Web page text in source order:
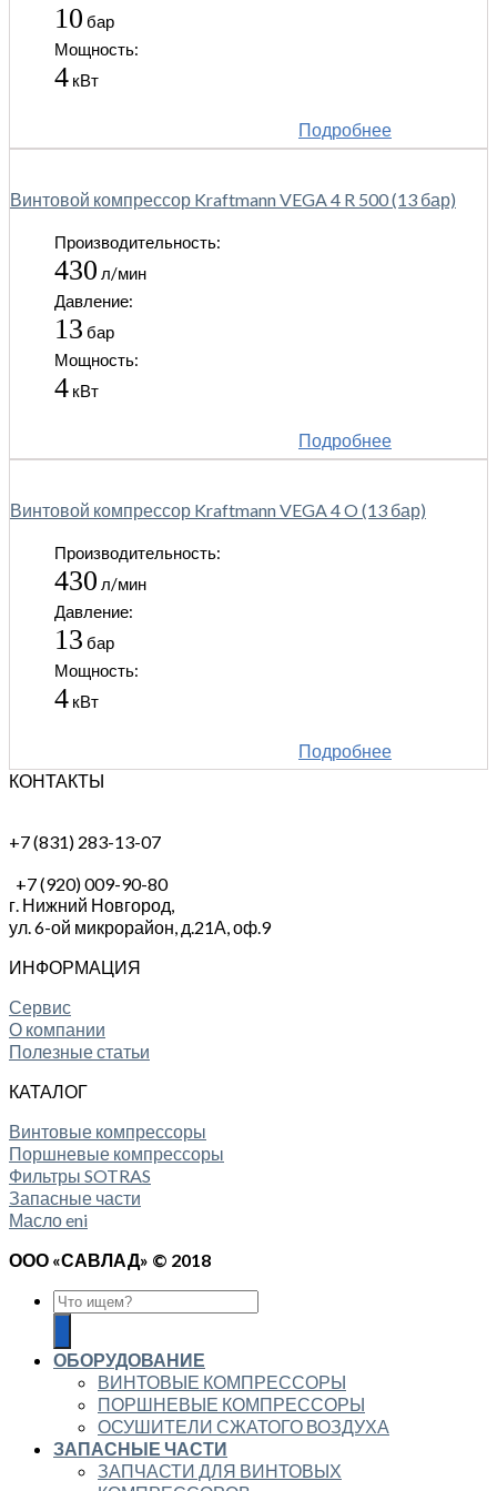
10 бар
Мощность:
4 кВт
Подробнее
Винтовой компрессор Kraftmann VEGA 4 R 500 (13 бар)
Производительность:
430 л/мин
Давление:
13 бар
Мощность:
4 кВт
Подробнее
Винтовой компрессор Kraftmann VEGA 4 O (13 бар)
Производительность:
430 л/мин
Давление:
13 бар
Мощность:
4 кВт
Подробнее
КОНТАКТЫ
+7 (831) 283-13-07
+7 (920) 009-90-80
г. Нижний Новгород,
ул. 6-ой микрорайон, д.21А, оф.9
ИНФОРМАЦИЯ
Сервис
О компании
Полезные статьи
КАТАЛОГ
Винтовые компрессоры
Поршневые компрессоры
Фильтры SOTRAS
Запасные части
Масло eni
ООО «САВЛАД» © 2018
ОБОРУДОВАНИЕ
ВИНТОВЫЕ КОМПРЕССОРЫ
ПОРШНЕВЫЕ КОМПРЕССОРЫ
ОСУШИТЕЛИ СЖАТОГО ВОЗДУХА
ЗАПАСНЫЕ ЧАСТИ
ЗАПЧАСТИ ДЛЯ ВИНТОВЫХ